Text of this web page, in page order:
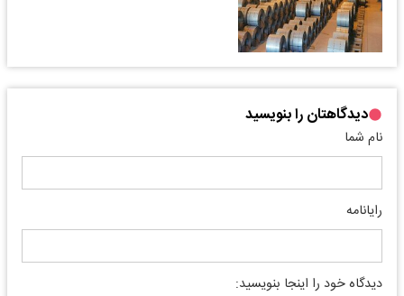
دیدگاهتان را بنویسید
نام شما
رایانامه
دیدگاه خود را اینجا بنویسید: